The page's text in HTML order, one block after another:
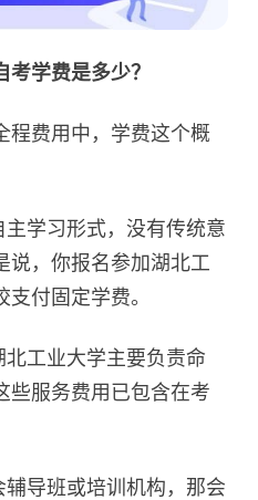
学费是多少？‌
费用中，学费这个概
学习形式，没有传统意
说，你报名参加湖北工
付固定学费。
工业大学主要负责命
些服务费用已包含在考
导班或培训机构，那会